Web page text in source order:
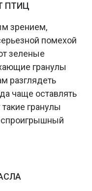
ПТИЦ
зрением,
помехой
зеленые
гранулы
разглядеть
чаще оставлять
гранулы